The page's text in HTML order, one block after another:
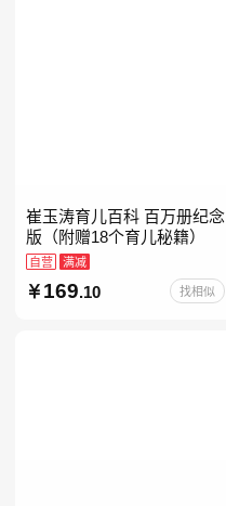
崔玉涛育儿百科 百万册纪念
版（附赠18个育儿秘籍）
自营 满减
169.10 找相似